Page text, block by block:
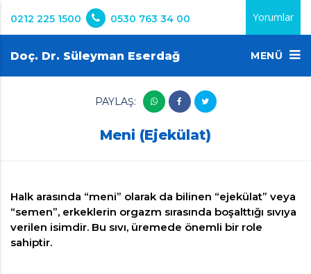
0212 225 1500 0530 763 34 00 Yorumlar
Doç. Dr. Süleyman Eserdağ MENÜ
PAYLAŞ:
Meni (Ejekülat)
Halk arasında “meni” olarak da bilinen “ejekülat” veya
“semen”, erkeklerin orgazm sırasında boşalttığı sıvıya
verilen isimdir. Bu sıvı, üremede önemli bir role
sahiptir.